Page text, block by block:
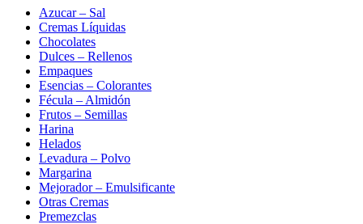
Azucar – Sal
Cremas Líquidas
Chocolates
Dulces – Rellenos
Empaques
Esencias – Colorantes
Fécula – Almidón
Frutos – Semillas
Harina
Helados
Levadura – Polvo
Margarina
Mejorador – Emulsificante
Otras Cremas
Premezclas